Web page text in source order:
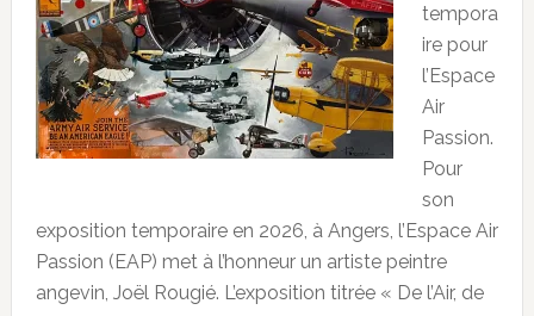
tempora
ire pour
l’Espace
Air
Passion.
Pour
son
exposition temporaire en 2026, à Angers, l’Espace Air
Passion (EAP) met à l’honneur un artiste peintre
angevin, Joël Rougié. L’exposition titrée « De l’Air, de